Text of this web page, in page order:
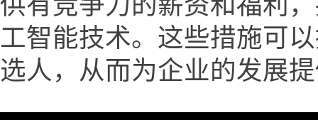
工智能技术。这些措施可
选人，从而为企业的发展